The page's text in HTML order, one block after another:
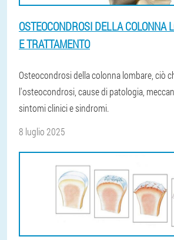
OSTEOCONDROSI DELLA COLONNA
E TRATTAMENTO
Osteocondrosi della colonna lombare, ciò
l'osteocondrosi, cause di patologia,
sintomi clinici e sindromi.
8 luglio 2025